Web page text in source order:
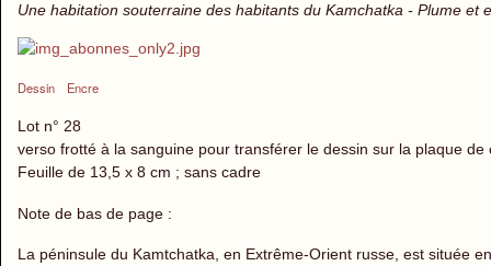
Une habitation souterraine des habitants du Kamchatka - Plume et
Dessin Encre
Lot n° 28
verso frotté à la sanguine pour transférer le dessin sur la plaque de
Feuille de 13,5 x 8 cm ; sans cadre
Note de bas de page :
La péninsule du Kamtchatka, en Extrême-Orient russe, est située